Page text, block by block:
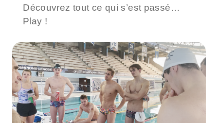
Découvrez tout ce qui s’est passé…
Play !